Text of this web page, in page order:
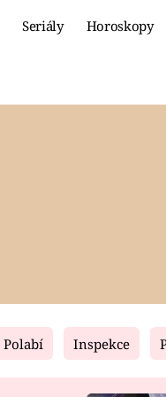
Seriály Horoskopy
Polabí Inspekce